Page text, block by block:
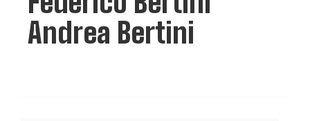
Andrea Bertini